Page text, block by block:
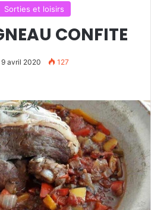
Sorties et loisirs
CONFITE
9 avril 2020 127